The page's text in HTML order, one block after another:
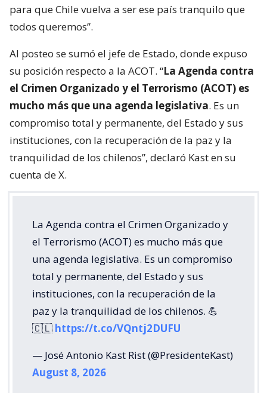
para que Chile vuelva a ser ese país tranquilo que
todos queremos”.
Al posteo se sumó el jefe de Estado, donde expuso
su posición respecto a la ACOT. “La Agenda contra
el Crimen Organizado y el Terrorismo (ACOT) es
mucho más que una agenda legislativa. Es un
compromiso total y permanente, del Estado y sus
instituciones, con la recuperación de la paz y la
tranquilidad de los chilenos”, declaró Kast en su
cuenta de X.
La Agenda contra el Crimen Organizado y
el Terrorismo (ACOT) es mucho más que
una agenda legislativa. Es un compromiso
total y permanente, del Estado y sus
instituciones, con la recuperación de la
paz y la tranquilidad de los chilenos. 💪
🇨🇱 https://t.co/VQntj2DUFU
— José Antonio Kast Rist (@PresidenteKast)
August 8, 2026